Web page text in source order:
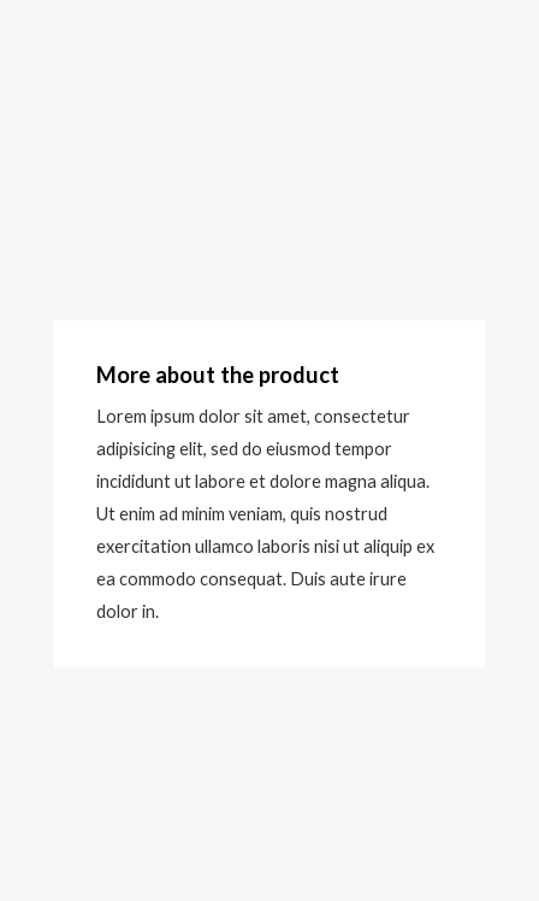
More about the product
Lorem ipsum dolor sit amet, consectetur
adipisicing elit, sed do eiusmod tempor
incididunt ut labore et dolore magna aliqua.
Ut enim ad minim veniam, quis nostrud
exercitation ullamco laboris nisi ut aliquip ex
ea commodo consequat. Duis aute irure
dolor in.